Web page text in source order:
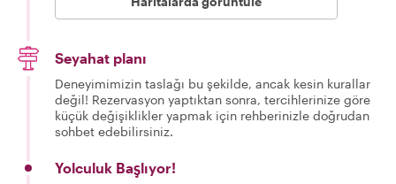
Seyahat planı
Deneyimimizin taslağı bu şekilde, ancak kesin kurallar
değil! Rezervasyon yaptıktan sonra, tercihlerinize göre
küçük değişiklikler yapmak için rehberinizle doğrudan
sohbet edebilirsiniz.
Yolculuk Başlıyor!